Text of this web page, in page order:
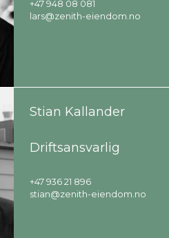
+47 948 08 081
lars@zenith-eiendom.no
Stian Kallander
Driftsansvarlig
+47 936 21 896
stian@zenith-eiendom.no